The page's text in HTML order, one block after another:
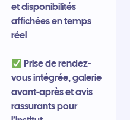
et disponibilités
affichées en temps
réel
Prise de rendez-
vous intégrée, galerie
avant-après et avis
rassurants pour